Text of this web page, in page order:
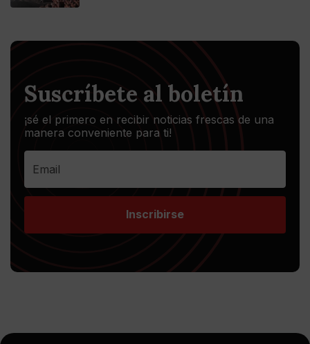
Suscríbete al boletín
¡sé el primero en recibir noticias frescas de una
manera conveniente para ti!
Inscribirse